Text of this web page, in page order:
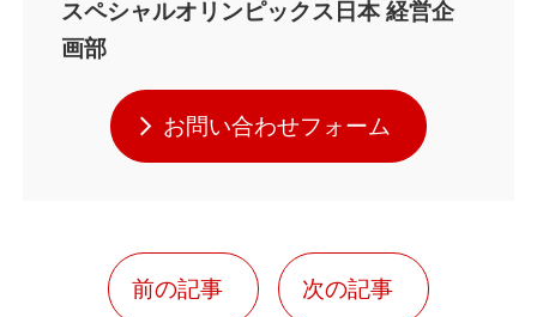
スペシャルオリンピックス日本経営企
画部
お問い合わせフォーム
前の記事 次の記事